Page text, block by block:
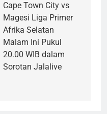
Cape Town City vs
Magesi Liga Primer
Afrika Selatan
Malam Ini Pukul
20.00 WIB dalam
Sorotan Jalalive